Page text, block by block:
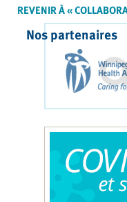
REVENIR À «
Nos partenaires